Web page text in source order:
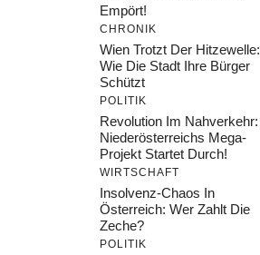
Empört!
CHRONIK
Wien Trotzt Der Hitzewelle:
Wie Die Stadt Ihre Bürger
Schützt
POLITIK
Revolution Im Nahverkehr:
Niederösterreichs Mega-
Projekt Startet Durch!
WIRTSCHAFT
Insolvenz-Chaos In
Österreich: Wer Zahlt Die
Zeche?
POLITIK